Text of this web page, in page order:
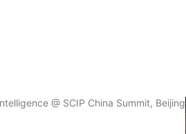
@ SCIP China Summit, Beijing